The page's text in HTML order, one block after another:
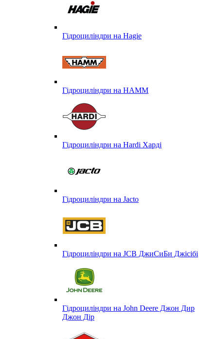
Гідроциліндри на Hagie
Гідроциліндри на HAMM
Гідроциліндри на Hardi Харді
Гідроциліндри на Jacto
Гідроциліндри на JCB ДжиСиБи Джісібі
Гідроциліндри на John Deere Джон Дир
Джон Дір